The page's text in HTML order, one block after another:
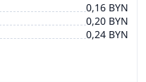
0,16 BYN
0,20 BYN
0,24 BYN